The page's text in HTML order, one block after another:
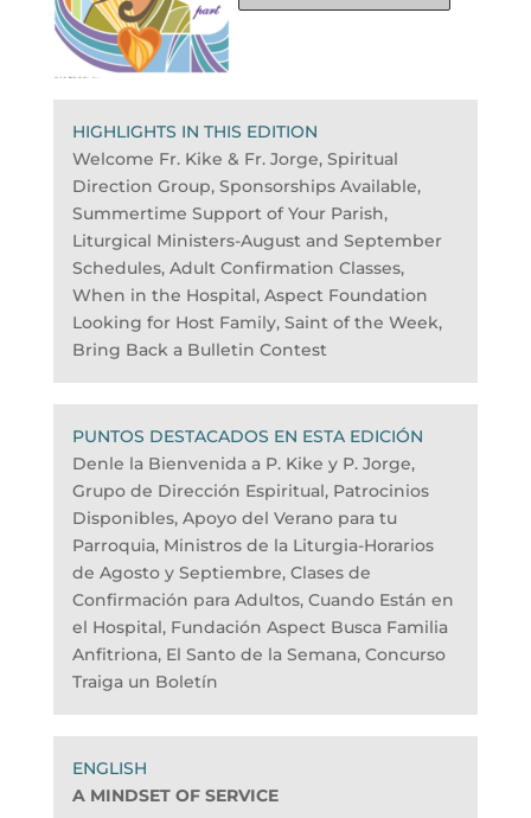
HIGHLIGHTS IN THIS EDITION
Welcome Fr. Kike & Fr. Jorge, Spiritual
Direction Group, Sponsorships Available,
Summertime Support of Your Parish,
Liturgical Ministers-August and September
Schedules, Adult Confirmation Classes,
When in the Hospital, Aspect Foundation
Looking for Host Family, Saint of the Week,
Bring Back a Bulletin Contest
PUNTOS DESTACADOS EN ESTA EDICIÓN
Denle la Bienvenida a P. Kike y P. Jorge,
Grupo de Dirección Espiritual, Patrocinios
Disponibles, Apoyo del Verano para tu
Parroquia, Ministros de la Liturgia-Horarios
de Agosto y Septiembre, Clases de
Confirmación para Adultos, Cuando Están en
el Hospital, Fundación Aspect Busca Familia
Anfitriona, El Santo de la Semana, Concurso
Traiga un Boletín
A MINDSET OF SERVICE